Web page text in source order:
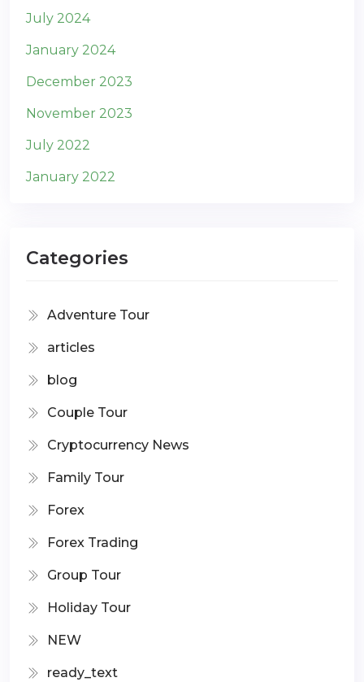
July 2024
January 2024
December 2023
November 2023
July 2022
January 2022
Categories
Adventure Tour
articles
blog
Couple Tour
Cryptocurrency News
Family Tour
Forex
Forex Trading
Group Tour
Holiday Tour
NEW
ready_text